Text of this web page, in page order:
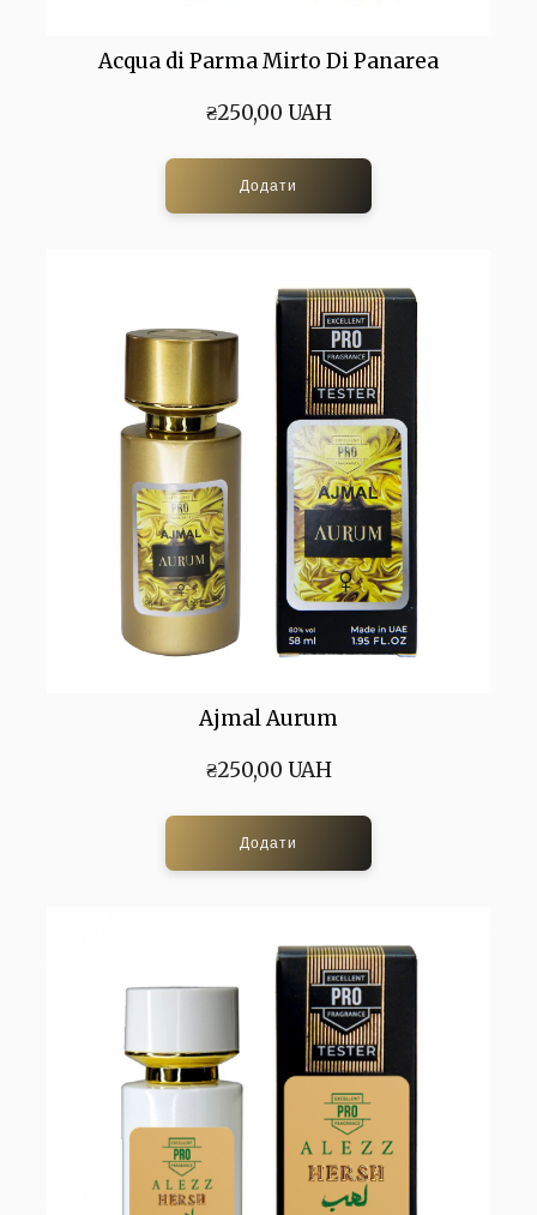
Acqua di Parma Mirto Di Panarea
₴250,00 UAH
Додати
Ajmal Aurum
₴250,00 UAH
Додати